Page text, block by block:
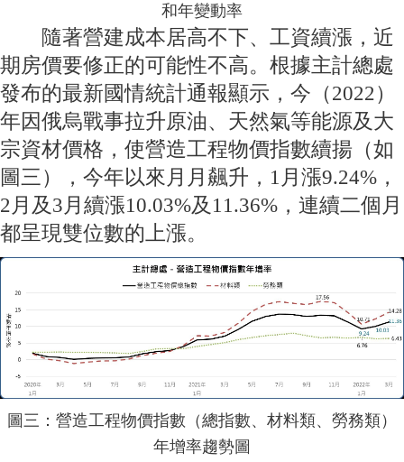
和年變動率
隨著營建成本居高不下、工資續漲，近
期房價要修正的可能性不高。根據主計總處
發布的最新國情統計通報顯示，今（2022）
年因俄烏戰事拉升原油、天然氣等能源及大
宗資材價格，使營造工程物價指數續揚（如
圖三），今年以來月月飆升，1月漲9.24%，
2月及3月續漲10.03%及11.36%，連續二個月
都呈現雙位數的上漲。
圖三：營造工程物價指數（總指數、材料類、勞務類）
年增率趨勢圖